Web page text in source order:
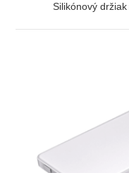
Silikónový